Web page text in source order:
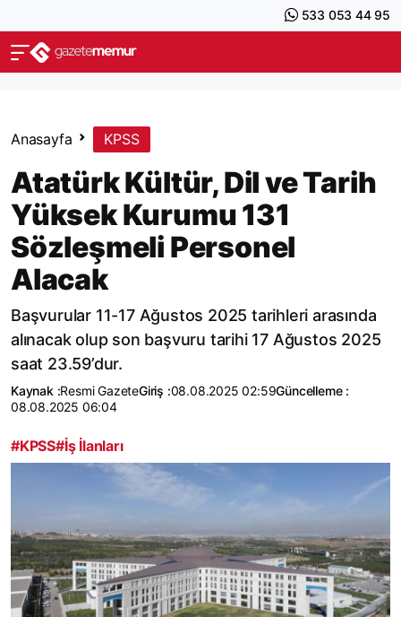
533 053 44 95
Anasayfa KPSS
Atatürk Kültür, Dil ve Tarih
Yüksek Kurumu 131
Sözleşmeli Personel
Alacak
Başvurular 11-17 Ağustos 2025 tarihleri arasında
alınacak olup son başvuru tarihi 17 Ağustos 2025
saat 23.59’dur.
Kaynak :Resmi GazeteGiriş :08.08.2025 02:59Güncelleme :
08.08.2025 06:04
#KPSS#İş İlanları